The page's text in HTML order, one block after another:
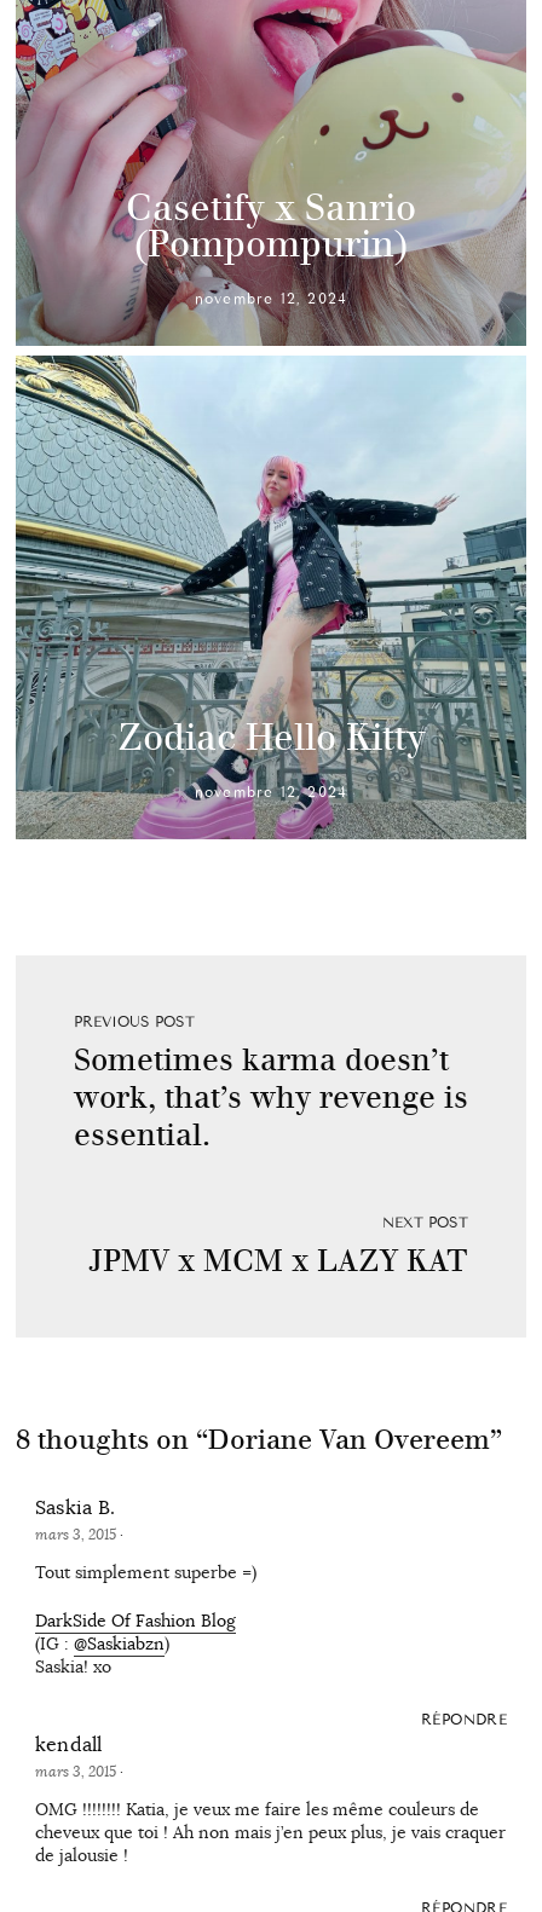
Casetify x Sanrio
(Pompompurin)
novembre 12, 2024
Zodiac Hello Kitty
novembre 12, 2024
PREVIOUS POST
Sometimes karma doesn’t
work, that’s why revenge is
essential.
NEXT POST
JPMV x MCM x LAZY KAT
8 thoughts on “Doriane Van Overeem”
Saskia B.
mars 3, 2015·
Tout simplement superbe =)
DarkSide Of Fashion Blog
(IG : @Saskiabzn)
Saskia! xo
RÉPONDRE
kendall
mars 3, 2015·
OMG !!!!!!!! Katia, je veux me faire les même couleurs de
cheveux que toi ! Ah non mais j’en peux plus, je vais craquer
de jalousie !